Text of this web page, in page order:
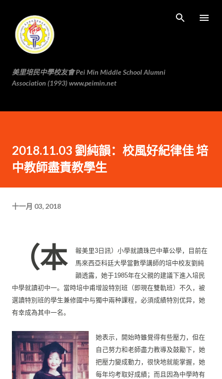
美里培民中學校友會 Pei Min Middle School Alumni
Association (1993) www.peimin.net
2018.11.03 劉純韻：校風好紀律佳 培
中教師盡責教學生
十一月 03, 2018
（本 報美里3日訊）小學就讀珠巴中華公學，
目前在
馬來西亞科廷大學當數學講師的培中校友劉純
韻透露， 她于1985年在父親的建議下進入培民
中學就讀初中一。 當時培中甫增設特別班（即現在雙軌班）不久， 被
選讀特別班的學生兼修國中与獨中兩种課程，必須成績特別优异， 她
有幸成為其中一名。
她表示，開始時雖覺得有些壓力， 但在
自己努力和老師盡力教導及鼓勵下，她
把壓力變成動力， 很快地就能掌握，她
每年均考取好成績； 而且因為中學時有